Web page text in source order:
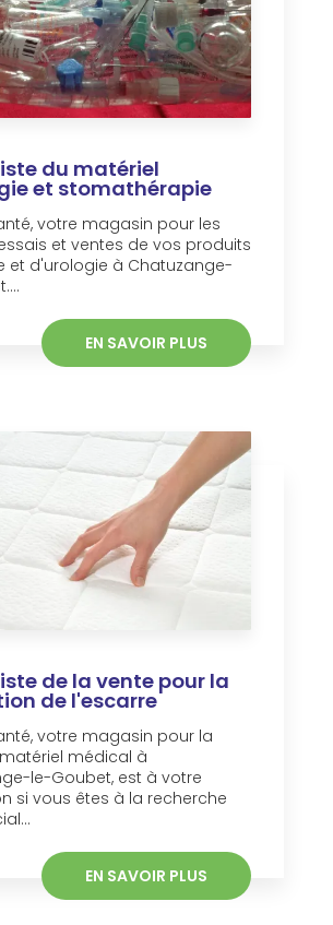
du matériel
et stomathérapie
votre magasin pour les
et ventes de vos produits
et d'urologie à Chatuzange-
EN SAVOIR PLUS
de la vente pour la
de l'escarre
votre magasin pour la
médical à
le-Goubet, est à votre
si vous êtes à la recherche
EN SAVOIR PLUS